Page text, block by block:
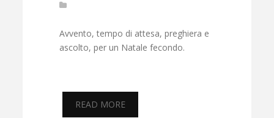
Avvento, tempo di attesa, preghiera e
ascolto, per un Natale fecondo.
READ MORE